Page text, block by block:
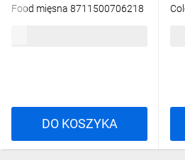
Food mięsna 8711500706218
DO KOSZYKA